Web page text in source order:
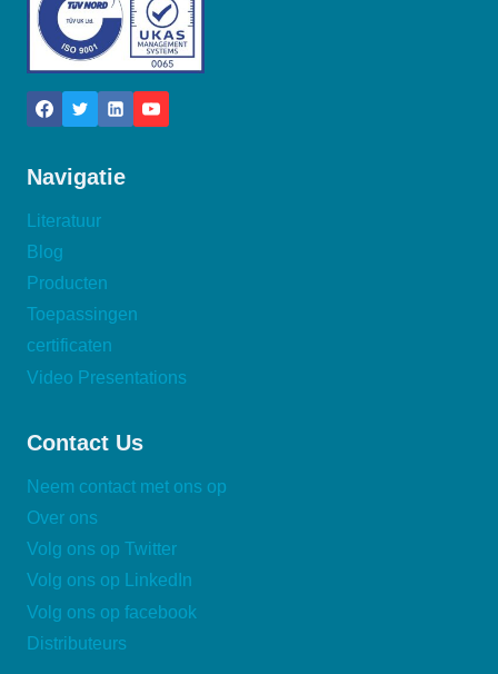
Navigatie
Literatuur
Blog
Producten
Toepassingen
certificaten
Video Presentations
Contact Us
Neem contact met ons op
Over ons
Volg ons op Twitter
Volg ons op LinkedIn
Volg ons op facebook
Distributeurs